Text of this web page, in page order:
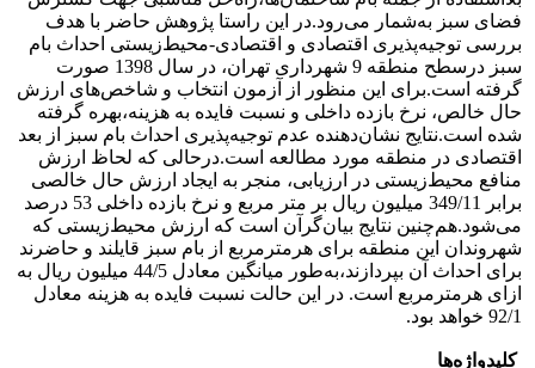
فضای سبز به‌شمار می‌رود.در این راستا پژوهش حاضر با هدف
بررسی توجیه‌پذیری اقتصادی و اقتصادی-محیط‌زیستی احداث بام
سبز درسطح منطقه 9 شهرداری تهران، در سال 1398 صورت
گرفته است.برای این منظور از آزمون انتخاب و شاخص‌های ارزش
حال خالص، نرخ بازده داخلی و نسبت فایده به هزینه،بهره گرفته
شده است.نتایج نشان‌‌دهنده‌ عدم توجیه‌پذیری احداث بام سبز از بعد
اقتصادی در منطقه مورد مطالعه است.درحالی که لحاظ ارزش
منافع محیط‌زیستی در ارزیابی، منجر به ایجاد ارزش حال خالصی
برابر 349/11 میلیون ریال بر متر مربع و نرخ بازده داخلی 53 درصد
می‌شود.هم‌چنین نتایج بیان‌گرآن است که ارزش محیط‌زیستی که
شهروندان این منطقه برای هرمترمربع از بام سبز قایلند و حاضرند
برای احداث آن بپردازند،به‌طور میانگین معادل 44/5 میلیون ریال به
ازای هرمترمربع است. در این حالت نسبت فایده به هزینه معادل
92/1 خواهد بود.
کلیدواژه‌ها